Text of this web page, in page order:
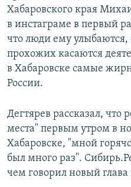
Хабаровского края
в инстаграме в первый
что люди ему
прохожих касаются
в Хабаровске самые
России.
Дегтярев рассказал, что
места" первым утром в
Хабаровске, "мной
был много раз".
чем говорил новый глава